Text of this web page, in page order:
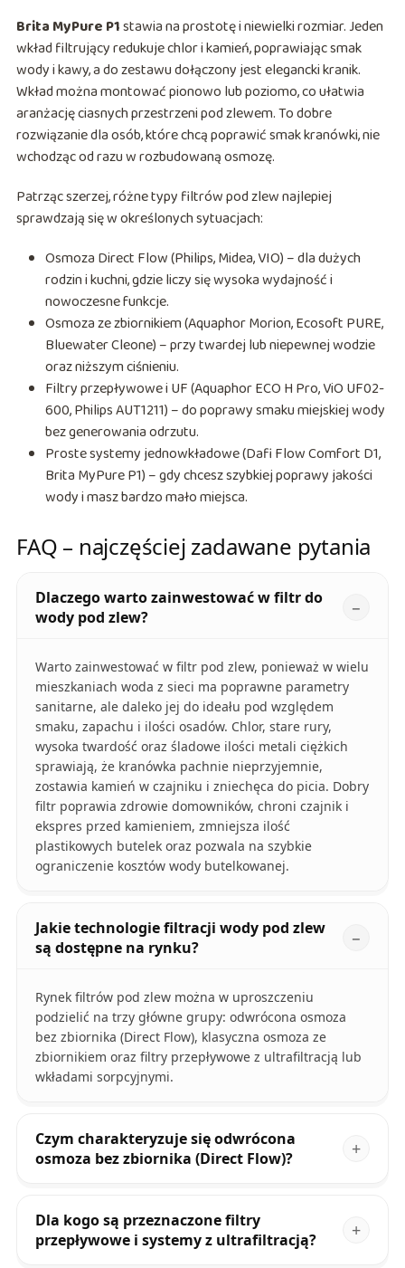
Brita MyPure P1stawia na prostotę i niewielki rozmiar. Jeden
wkład filtrujący redukuje chlor i kamień, poprawiając smak
wody i kawy, a do zestawu dołączony jest elegancki kranik.
Wkład można montować pionowo lub poziomo, co ułatwia
aranżację ciasnych przestrzeni pod zlewem. To dobre
rozwiązanie dla osób, które chcą poprawić smak kranówki, nie
wchodząc od razu w rozbudowaną osmozę.
Patrząc szerzej, różne typy filtrów pod zlew najlepiej
sprawdzają się w określonych sytuacjach:
Osmoza Direct Flow (Philips, Midea, VIO) – dla dużych
rodzin i kuchni, gdzie liczy się wysoka wydajność i
nowoczesne funkcje.
Osmoza ze zbiornikiem (Aquaphor Morion, Ecosoft PURE,
Bluewater Cleone) – przy twardej lub niepewnej wodzie
oraz niższym ciśnieniu.
Filtry przepływowe i UF (Aquaphor ECO H Pro, ViO UF02-
600, Philips AUT1211) – do poprawy smaku miejskiej wody
bez generowania odrzutu.
Proste systemy jednowkładowe (Dafi Flow Comfort D1,
Brita MyPure P1) – gdy chcesz szybkiej poprawy jakości
wody i masz bardzo mało miejsca.
FAQ – najczęściej zadawane pytania
Dlaczego warto zainwestować w filtr do
wody pod zlew?
Warto zainwestować w filtr pod zlew, ponieważ w wielu
mieszkaniach woda z sieci ma poprawne parametry
sanitarne, ale daleko jej do ideału pod względem
smaku, zapachu i ilości osadów. Chlor, stare rury,
wysoka twardość oraz śladowe ilości metali ciężkich
sprawiają, że kranówka pachnie nieprzyjemnie,
zostawia kamień w czajniku i zniechęca do picia. Dobry
filtr poprawia zdrowie domowników, chroni czajnik i
ekspres przed kamieniem, zmniejsza ilość
plastikowych butelek oraz pozwala na szybkie
ograniczenie kosztów wody butelkowanej.
Jakie technologie filtracji wody pod zlew
są dostępne na rynku?
Rynek filtrów pod zlew można w uproszczeniu
podzielić na trzy główne grupy: odwrócona osmoza
bez zbiornika (Direct Flow), klasyczna osmoza ze
zbiornikiem oraz filtry przepływowe z ultrafiltracją lub
wkładami sorpcyjnymi.
Czym charakteryzuje się odwrócona
osmoza bez zbiornika (Direct Flow)?
Dla kogo są przeznaczone filtry
przepływowe i systemy z ultrafiltracją?